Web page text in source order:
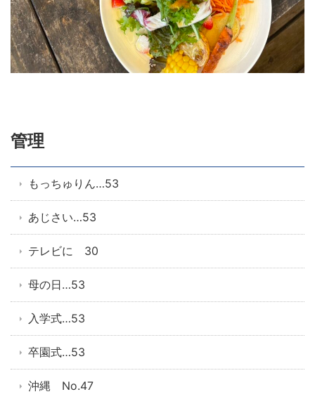
管理
もっちゅりん…53
あじさい…53
テレビに 30
母の日…53
入学式…53
卒園式…53
沖縄 No.47